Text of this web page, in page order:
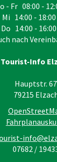
- Fr 08:00 -
Mi 14:00 -
Do 14:00 -
nach
Tourist-Info
Hauptstr. 67
79215
07682 /